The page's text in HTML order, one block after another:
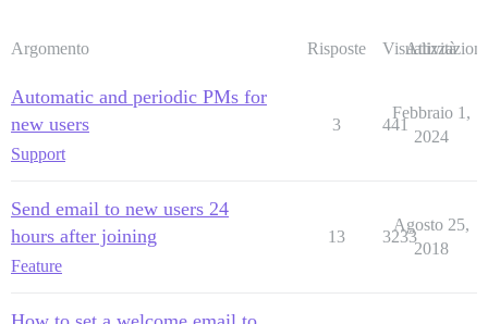
Argomento Risposte Visualizzazioni
Attività
Automatic and periodic PMs for
new users
Support
3 441
Febbraio 1,
2024
Send email to new users 24
hours after joining
Feature
13 3233
Agosto 25,
2018